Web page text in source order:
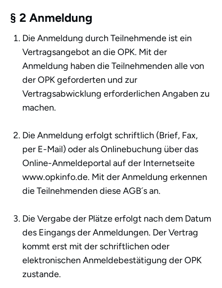
§ 2 Anmeldung
Die Anmeldung durch Teilnehmende ist ein
Vertragsangebot an die OPK. Mit der
Anmeldung haben die Teilnehmenden alle von
der OPK geforderten und zur
Vertragsabwicklung erforderlichen Angaben zu
machen.
Die Anmeldung erfolgt schriftlich (Brief, Fax,
per E-Mail) oder als Onlinebuchung über das
Online-Anmeldeportal auf der Internetseite
www.opkinfo.de. Mit der Anmeldung erkennen
die Teilnehmenden diese AGB´s an.
Die Vergabe der Plätze erfolgt nach dem Datum
des Eingangs der Anmeldungen. Der Vertrag
kommt erst mit der schriftlichen oder
elektronischen Anmeldebestätigung der OPK
zustande.